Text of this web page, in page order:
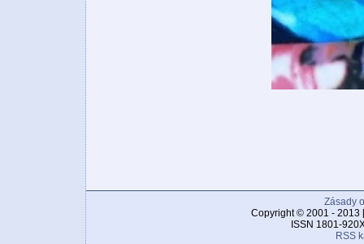
Zásady
Copyright © 2001 - 2013
ISSN 1801-
RSS